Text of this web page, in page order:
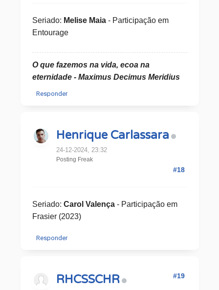
Seriado: Melise Maia- Participação em
Entourage
O que fazemos na vida, ecoa na
eternidade - Maximus Decimus Meridius
Responder
Henrique Carlassara
24-12-2024, 23:32
Posting Freak
#18
Seriado: Carol Valença - Participação em
Frasier (2023)
Responder
RHCSSCHR #19